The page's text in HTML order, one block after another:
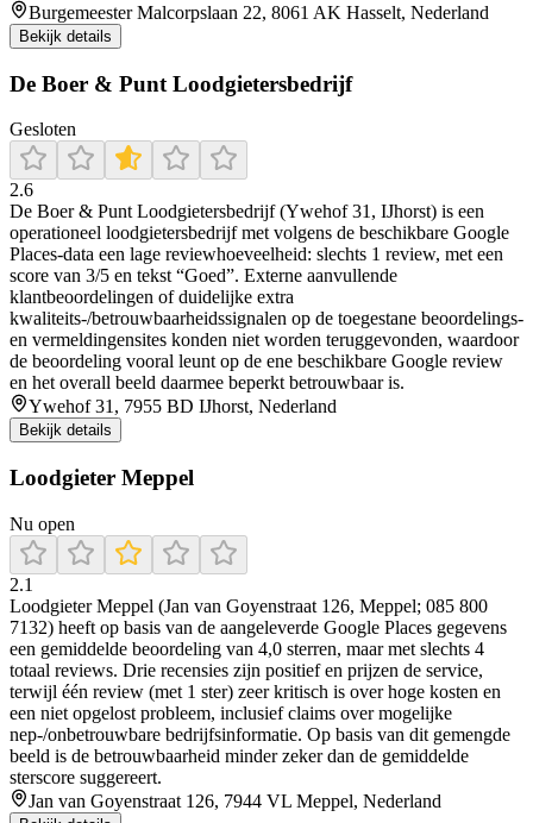
Burgemeester Malcorpslaan 22, 8061 AK Hasselt, Nederland
Bekijk details
De Boer & Punt Loodgietersbedrijf
Gesloten
2.6
De Boer & Punt Loodgietersbedrijf (Ywehof 31, IJhorst) is een
operationeel loodgietersbedrijf met volgens de beschikbare Google
Places-data een lage reviewhoeveelheid: slechts 1 review, met een
score van 3/5 en tekst “Goed”. Externe aanvullende
klantbeoordelingen of duidelijke extra
kwaliteits-/betrouwbaarheidssignalen op de toegestane beoordelings-
en vermeldingensites konden niet worden teruggevonden, waardoor
de beoordeling vooral leunt op de ene beschikbare Google review
en het overall beeld daarmee beperkt betrouwbaar is.
Ywehof 31, 7955 BD IJhorst, Nederland
Bekijk details
Loodgieter Meppel
Nu open
2.1
Loodgieter Meppel (Jan van Goyenstraat 126, Meppel; 085 800
7132) heeft op basis van de aangeleverde Google Places gegevens
een gemiddelde beoordeling van 4,0 sterren, maar met slechts 4
totaal reviews. Drie recensies zijn positief en prijzen de service,
terwijl één review (met 1 ster) zeer kritisch is over hoge kosten en
een niet opgelost probleem, inclusief claims over mogelijke
nep-/onbetrouwbare bedrijfsinformatie. Op basis van dit gemengde
beeld is de betrouwbaarheid minder zeker dan de gemiddelde
sterscore suggereert.
Jan van Goyenstraat 126, 7944 VL Meppel, Nederland